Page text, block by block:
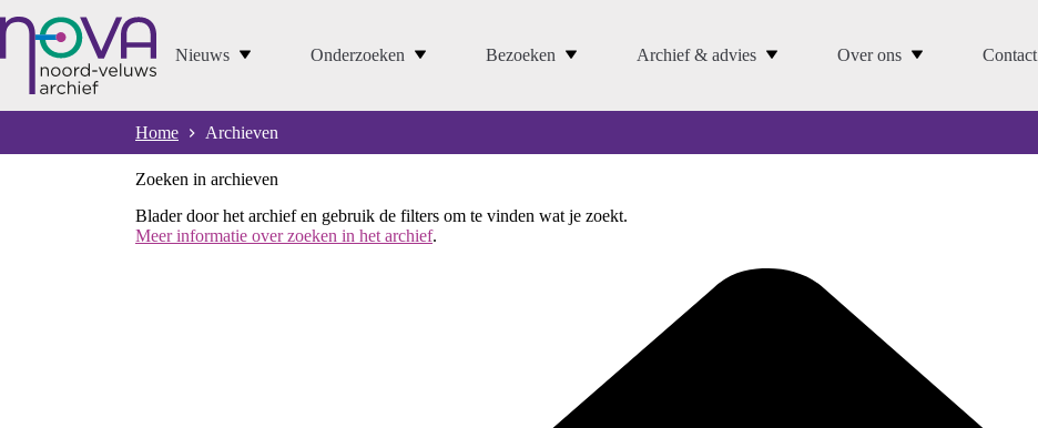
naar
inhoud
Nieuws Onderzoeken Bezoeken Archief & advies Over ons Contact
Home
Archieven
Zoeken in archieven
Blader door het archief en gebruik de filters om te vinden wat je zoekt.
Meer informatie over zoeken in het archief.